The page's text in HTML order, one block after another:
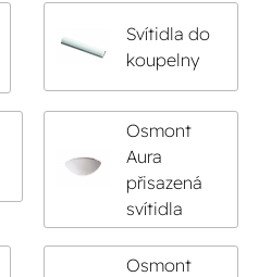
Svítidla do
koupelny
Osmont
Aura
přisazená
svítidla
Osmont